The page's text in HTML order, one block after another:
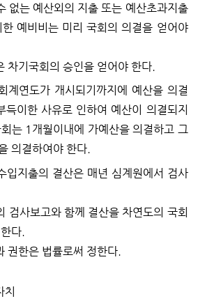
없는 예산외의 지출 또는 예산초과지출
예비비는 미리 국회의 의결을 얻어야
차기국회의 승인을 얻어야 한다
계연도가 개시되기까지에 예산을 의결
득이한 사유로 인하여 예산이 의결되지
는 1 개월이내에 가예산을 의결하고 그
의결하여야 한다.
입지출의 결산은 매년 심계원에서 검사
검사보고와 함께 결산을 차연도의 국회
다.
권한은 법률로써 정한다.
치